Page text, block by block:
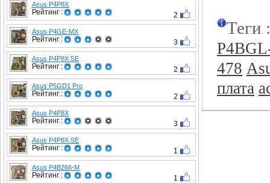
Asus P4P8X
Рейтинг : 2
Asus P4GE-MX
Рейтинг : 3
Asus P4P8X SE
Рейтинг : 2
Asus P5GD1 Pro
Рейтинг : 2
Asus P4P8X
Рейтинг : 3
Asus P4P8X SE
Рейтинг : 1
Asus P4B266-M
Рейтинг : 1
Теги
478
плата